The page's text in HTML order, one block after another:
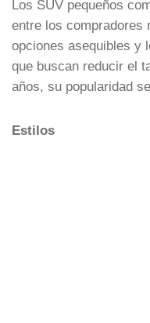
Los SUV pequeños
entre los compradores
opciones asequibles y
que buscan reducir el
años, su popularidad
Estilos